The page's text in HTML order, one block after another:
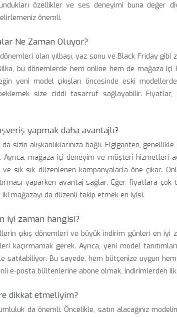
özellikler ve ses deneyimi buna değer
önemli.
Ne Zaman Oluyor?
olan yılbaşı, yaz sonu ve Black Friday
bu dönemlerde hem online hem de mağaza içi
yeni model çıkışları öncesinde eski
size ciddi tasarruf sağlayabilir. Fiyatlar,
yapmak daha avantajlı?
sizin alışkanlıklarınıza bağlı. Elgiganten,
mağaza içi deneyim ve müşteri hizmetleri
sık sık düzenlenen kampanyalarla öne çıkar.
yaparken avantaj sağlar. Eğer fiyatlara çok
iki mağazayı da düzenli takip etmek en iyisi.
iyi zaman hangisi?
çıkış dönemleri ve büyük indirim günleri en iyi
kaçırmamak gerek. Ayrıca, yeni model
satılabiliyor. Bu sayede, hem bütçenize uygun
e-posta bültenlerine abone olmak, indirimlerden
dikkat etmeliyim?
da önemli. Öncelikle, satın alacağınız